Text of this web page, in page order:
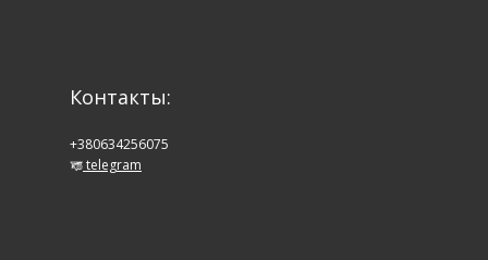
Контакты:
+380634256075
telegram